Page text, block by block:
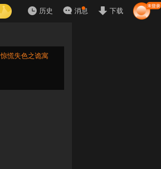
历史 消息 下载
惊慌失色之诡寓